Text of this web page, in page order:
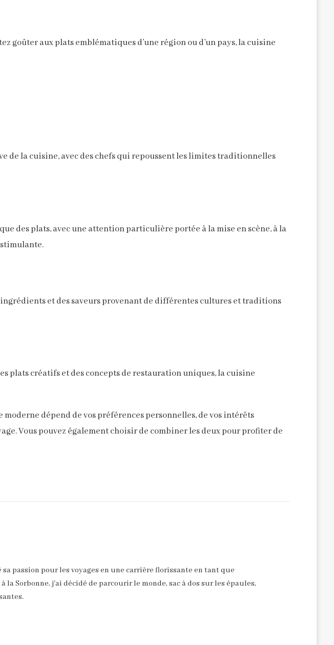
aux plats emblématiques d’une région ou d’un pays, la cuisine
de la cuisine, avec des chefs qui repoussent les limites traditionnelles
des plats, avec une attention particulière portée à la mise en scène, à la
et des saveurs provenant de différentes cultures et traditions
plats créatifs et des concepts de restauration uniques, la cuisine
dépend de vos préférences personnelles, de vos intérêts
Vous pouvez également choisir de combiner les deux pour profiter de
passion pour les voyages en une carrière florissante en tant que
Sorbonne, j'ai décidé de parcourir le monde, sac à dos sur les épaules,